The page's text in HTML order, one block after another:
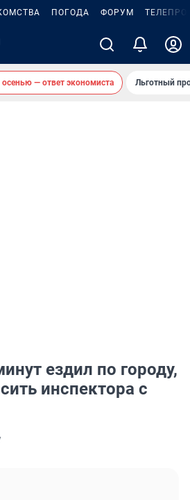
ПОГОДА ФОРУМ
— ответ экономиста Льготный
ездил по городу,
инспектора с